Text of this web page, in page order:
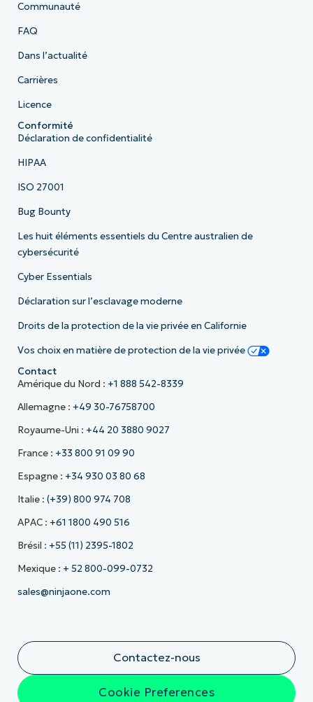
Communauté
FAQ
Dans l’actualité
Carrières
Licence
Conformité
Déclaration de confidentialité
HIPAA
ISO 27001
Bug Bounty
Les huit éléments essentiels du Centre australien de
cybersécurité
Cyber Essentials
Déclaration sur l’esclavage moderne
Droits de la protection de la vie privée en Californie
Vos choix en matière de protection de la vie privée
Contact
Amérique du Nord : +1 888 542-8339
Allemagne : +49 30-76758700
Royaume-Uni : +44 20 3880 9027
France : +33 800 91 09 90
Espagne : +34 930 03 80 68
Italie : (+39) 800 974 708
APAC : +61 1800 490 516
Brésil : +55 (11) 2395-1802
Mexique : + 52 800-099-0732
sales@ninjaone.com
Contactez-nous
Cookie Preferences